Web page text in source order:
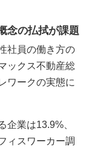
念の払拭が課題
社員の働き方の
ックス不動産総
ワークの実態に
業は13.9%、
ィスワーカー調